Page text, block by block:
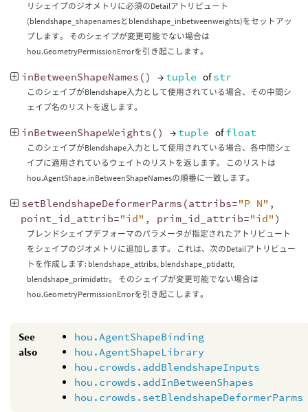
リシェイプのジオメトリに必須のDetailアトリビュート
(blendshape_shapenamesとblendshape_inbetweenweights)をセットアッ
プします。 そのシェイプが変更可能でない場合は
hou.GeometryPermissionErrorを引き起こします。
inBetweenShapeNames () → tuple ofstr
このシェイプがBlendshape入力として使用されている場合、その中間シ
ェイプ名のリストを返します。
inBetweenShapeWeights () → tuple offloat
このシェイプがBlendshape入力として使用されている場合、各中間シェ
イプに適用されているウェイトのリストを返します。 このリストは
hou.AgentShape.inBetweenShapeNamesの順番に一致します。
setBlendshapeDeformerParms (attribs="P N" ,
point_id_attrib="id" , prim_id_attrib="id" )
ブレンドシェイプデフォーマのパラメータが指定されたアトリビュート
をシェイプのジオメトリに追加します。 これは、次のDetailアトリビュー
トを作成します: blendshape_attribs, blendshape_ptidattr,
blendshape_primidattr。 そのシェイプが変更可能でない場合は
hou.GeometryPermissionErrorを引き起こします。
See
also
hou.AgentShapeBinding
hou.AgentShapeLibrary
hou.crowds.addBlendshapeInputs
hou.crowds.addInBetweenShapes
hou.crowds.setBlendshapeDeformerParms